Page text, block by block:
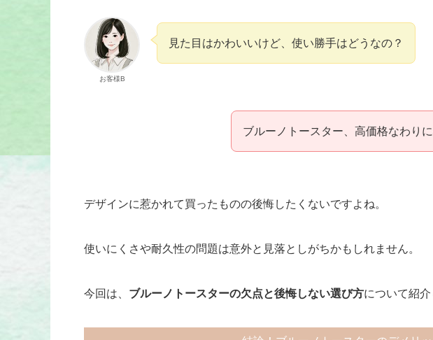
お客様B
見た目はかわいいけど、使い勝手はどうなの？
ブルーノトースター、高価格なわり
デザインに惹かれて買ったものの後悔したくないですよね。
使いにくさや耐久性の問題は意外と見落としがちかもしれません。
今回は、 ブルーノトースターの欠点と後悔しない選び方について紹介